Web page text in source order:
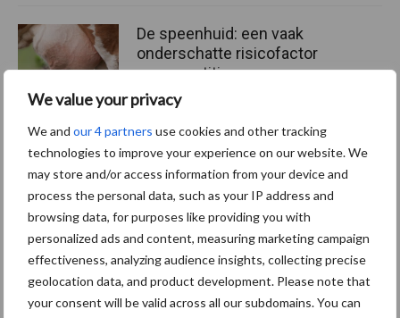
We value your privacy
We and our 4 partners use cookies and other tracking
technologies to improve your experience on our website. We
may store and/or access information from your device and
process the personal data, such as your IP address and
browsing data, for purposes like providing you with
personalized ads and content, measuring marketing campaign
effectiveness, analyzing audience insights, collecting precise
geolocation data, and product development. Please note that
your consent will be valid across all our subdomains. You can
De speenhuid: een vaak
onderschatte risicofactor
voor mastitis
ForFarmers ziet volume en
marktaandeel groeien in
krimpende Nederlandse
Themapagina's